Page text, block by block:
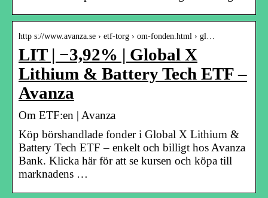
http s://www.avanza.se › etf-torg › om-fonden.html › gl…
LIT | −3,92% | Global X
Lithium & Battery Tech ETF –
Avanza
Om ETF:en | Avanza
Köp börshandlade fonder i Global X Lithium &
Battery Tech ETF – enkelt och billigt hos Avanza
Bank. Klicka här för att se kursen och köpa till
marknadens …